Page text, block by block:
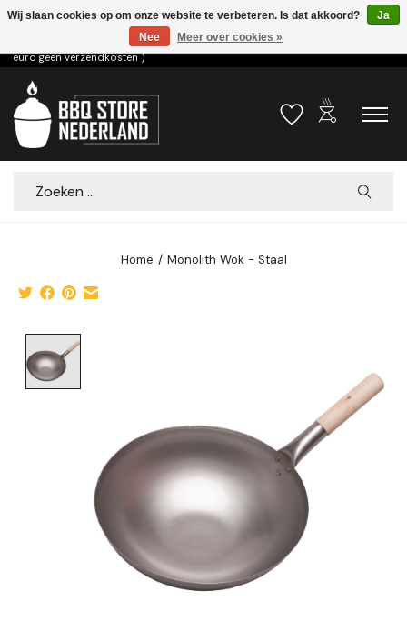
Voor 15.00u besteld dezelfde dag verzonden! ( 6,95 verzendkosten, vanaf 75
euro geen verzendkosten )
Verlanglijst
outdoor_grill
Zoeken
Home / Monolith Wok - Staal
Wij slaan cookies op om onze website te verbeteren. Is dat akkoord?
Ja
Nee
Meer over cookies »